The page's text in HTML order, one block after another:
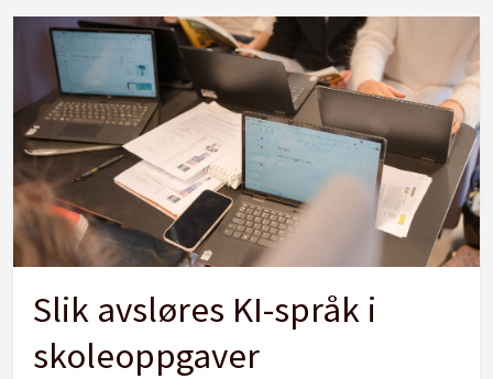
Slik avsløres KI-språk i
skoleoppgaver